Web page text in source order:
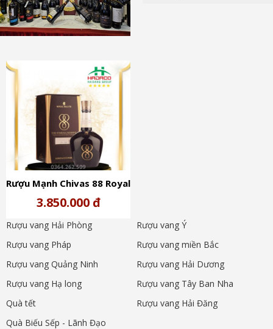
Rượu Mạnh Chivas 88 Royal
Salute The Eternal Reserve
3.850.000 đ
Rượu vang Hải Phòng
Rượu vang Ý
Rượu vang Pháp
Rượu vang miền Bắc
Rượu vang Quảng Ninh
Rượu vang Hải Dương
Rượu vang Hạ long
Rượu vang Tây Ban Nha
Quà tết
Rượu vang Hải Đăng
Quà Biếu Sếp - Lãnh Đạo